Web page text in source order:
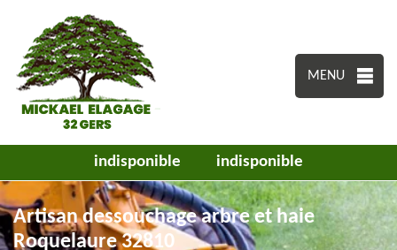
MENU
indisponible indisponible
Artisan dessouchage arbre et haie
Roquelaure 32810